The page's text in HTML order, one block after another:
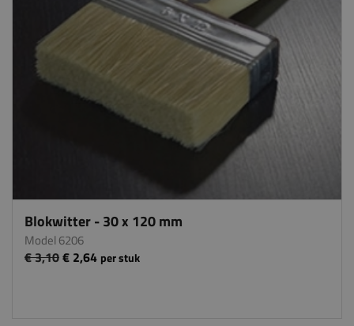
Blokwitter - 30 x 120 mm
Model 6206
€ 3,10€ 2,64 per stuk